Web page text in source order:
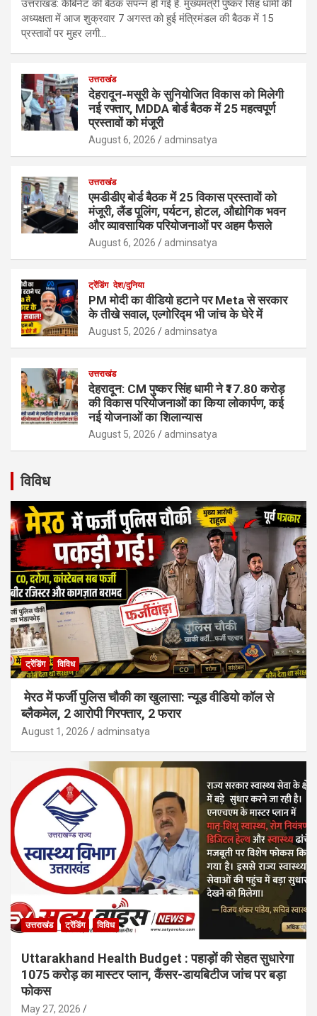
उत्तराखंड: कैबिनेट की बैठक संपन्न हो गई है. मुख्यमंत्री पुष्कर सिंह धामी की
अध्यक्षता में आज शुक्रवार 7 अगस्त को हुई मंत्रिमंडल की बैठक में 15
प्रस्तावों पर मुहर लगी…
उत्तराखंड
देहरादून-मसूरी के सुनियोजित विकास को मिलेगी
नई रफ्तार, MDDA बोर्ड बैठक में 25 महत्वपूर्ण
प्रस्तावों को मंजूरी
August 6, 2026 adminsatya
उत्तराखंड
एमडीडीए बोर्ड बैठक में 25 विकास प्रस्तावों को
मंजूरी, लैंड पूलिंग, पर्यटन, होटल, औद्योगिक भवन
और व्यावसायिक परियोजनाओं पर अहम फैसले
August 6, 2026 adminsatya
ट्रेंडिंग देश/दुनिया
PM मोदी का वीडियो हटाने पर Meta से सरकार
के तीखे सवाल, एल्गोरिद्म भी जांच के घेरे में
August 5, 2026 adminsatya
उत्तराखंड
देहरादून: CM पुष्कर सिंह धामी ने ₹17.80 करोड़
की विकास परियोजनाओं का किया लोकार्पण, कई
नई योजनाओं का शिलान्यास
August 5, 2026 adminsatya
विविध
ट्रेंडिंग विविध
मेरठ में फर्जी पुलिस चौकी का खुलासा: न्यूड वीडियो कॉल से
ब्लैकमेल, 2 आरोपी गिरफ्तार, 2 फरार
August 1, 2026 adminsatya
उत्तराखंड ट्रेंडिंग विविध
Uttarakhand Health Budget : पहाड़ों की सेहत सुधारेगा
1075 करोड़ का मास्टर प्लान, कैंसर-डायबिटीज जांच पर बड़ा
फोकस
May 27, 2026